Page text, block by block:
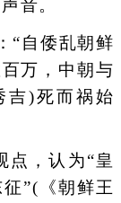
音。
自倭乱朝鲜
万，中朝与
吉)死而祸始
，认为“皇
”(《朝鲜王